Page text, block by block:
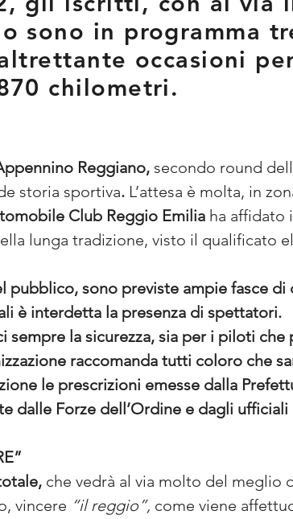
sono in programma
occasioni
chilometri.
Reggiano, secondo round
storia sportiva. L’attesa è molta, in
Club Reggio Emilia ha affidato
lunga tradizione, visto il qualificato
pubblico, sono previste ampie fasce
è interdetta la presenza di spettatori.
la sicurezza, sia per i piloti
raccomanda tutti coloro che
le prescrizioni emesse dalla
dalle Forze dell’Ordine e dagli ufficiali
che vedrà al via molto del meglio
vincere “il reggio”, come viene